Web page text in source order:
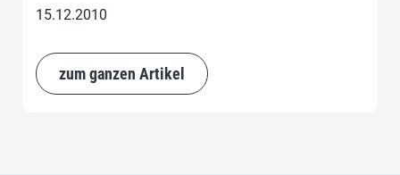
15.12.2010
zum ganzen Artikel